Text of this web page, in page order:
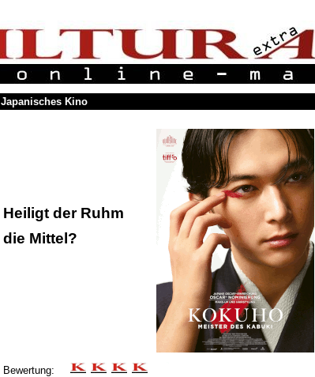
Japanisches Kino
Heiligt der Ruhm
die Mittel?
Bewertung: